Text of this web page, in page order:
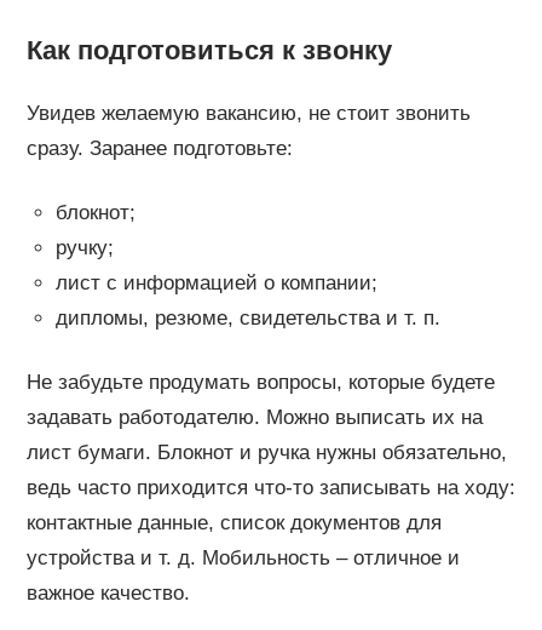
Как подготовиться к звонку
Увидев желаемую вакансию, не стоит звонить
сразу. Заранее подготовьте:
блокнот;
ручку;
лист с информацией о компании;
дипломы, резюме, свидетельства и т. п.
Не забудьте продумать вопросы, которые будете
задавать работодателю. Можно выписать их на
лист бумаги. Блокнот и ручка нужны обязательно,
ведь часто приходится что-то записывать на ходу:
контактные данные, список документов для
устройства и т. д. Мобильность – отличное и
важное качество.